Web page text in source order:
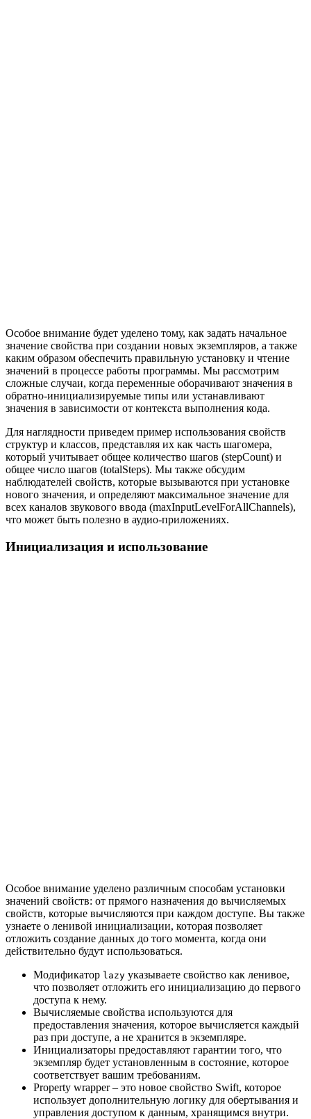
Особое внимание будет уделено тому, как задать начальное
значение свойства при создании новых экземпляров, а также
каким образом обеспечить правильную установку и чтение
значений в процессе работы программы. Мы рассмотрим
сложные случаи, когда переменные оборачивают значения в
обратно-инициализируемые типы или устанавливают
значения в зависимости от контекста выполнения кода.
Для наглядности приведем пример использования свойств
структур и классов, представляя их как часть шагомера,
который учитывает общее количество шагов (stepCount) и
общее число шагов (totalSteps). Мы также обсудим
наблюдателей свойств, которые вызываются при установке
нового значения, и определяют максимальное значение для
всех каналов звукового ввода (maxInputLevelForAllChannels),
что может быть полезно в аудио-приложениях.
Инициализация и использование
Особое внимание уделено различным способам установки
значений свойств: от прямого назначения до вычисляемых
свойств, которые вычисляются при каждом доступе. Вы также
узнаете о ленивой инициализации, которая позволяет
отложить создание данных до того момента, когда они
действительно будут использоваться.
Модификатор lazy указываете свойство как ленивое,
что позволяет отложить его инициализацию до первого
доступа к нему.
Вычисляемые свойства используются для
предоставления значения, которое вычисляется каждый
раз при доступе, а не хранится в экземпляре.
Инициализаторы предоставляют гарантии того, что
экземпляр будет установленным в состояние, которое
соответствует вашим требованиям.
Property wrapper – это новое свойство Swift, которое
использует дополнительную логику для обертывания и
управления доступом к данным, хранящимся внутри.